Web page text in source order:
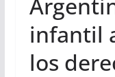
infantil
los